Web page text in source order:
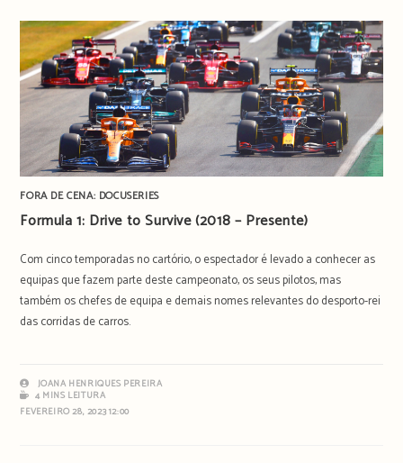
FORA DE CENA: DOCUSERIES
Formula 1: Drive to Survive (2018 – Presente)
Com cinco temporadas no cartório, o espectador é levado a conhecer as
equipas que fazem parte deste campeonato, os seus pilotos, mas
também os chefes de equipa e demais nomes relevantes do desporto-rei
das corridas de carros.
JOANA HENRIQUES PEREIRA
4 MINS LEITURA
FEVEREIRO 28, 2023 12:00